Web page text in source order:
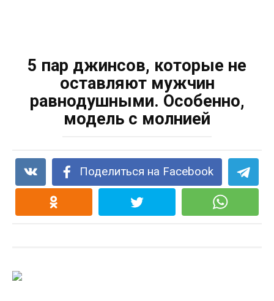
5 пар джинсов, которые не
оставляют мужчин
равнодушными. Особенно,
модель с молнией
Поделиться на Facebook